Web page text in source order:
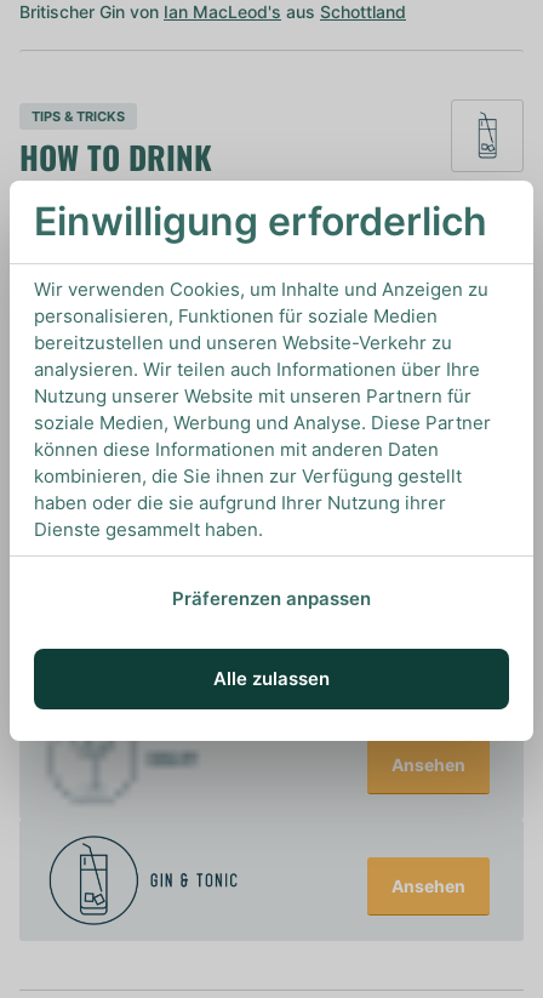
Britischer Gin von Ian MacLeod's aus Schottland
TIPS & TRICKS
HOW TO DRINK
Wir empfehlen diesen Gin mit einem klassischen
Indian Tonic Water und einer Zitronenzeste oder
für Drinks wie Gimlet oder Gin Rickey.
UNSERE EMPFEHLUNGEN
DRINKS MIT IAN MACLEOD'S? UNSERE
EMPFEHLUNGEN
Ansehen
Ansehen
Einwilligung erforderlich
Wir verwenden Cookies, um Inhalte und Anzeigen zu
personalisieren, Funktionen für soziale Medien
bereitzustellen und unseren Website-Verkehr zu
analysieren. Wir teilen auch Informationen über Ihre
Nutzung unserer Website mit unseren Partnern für
soziale Medien, Werbung und Analyse. Diese Partner
können diese Informationen mit anderen Daten
kombinieren, die Sie ihnen zur Verfügung gestellt
haben oder die sie aufgrund Ihrer Nutzung ihrer
Dienste gesammelt haben.
Präferenzen anpassen
Alle zulassen